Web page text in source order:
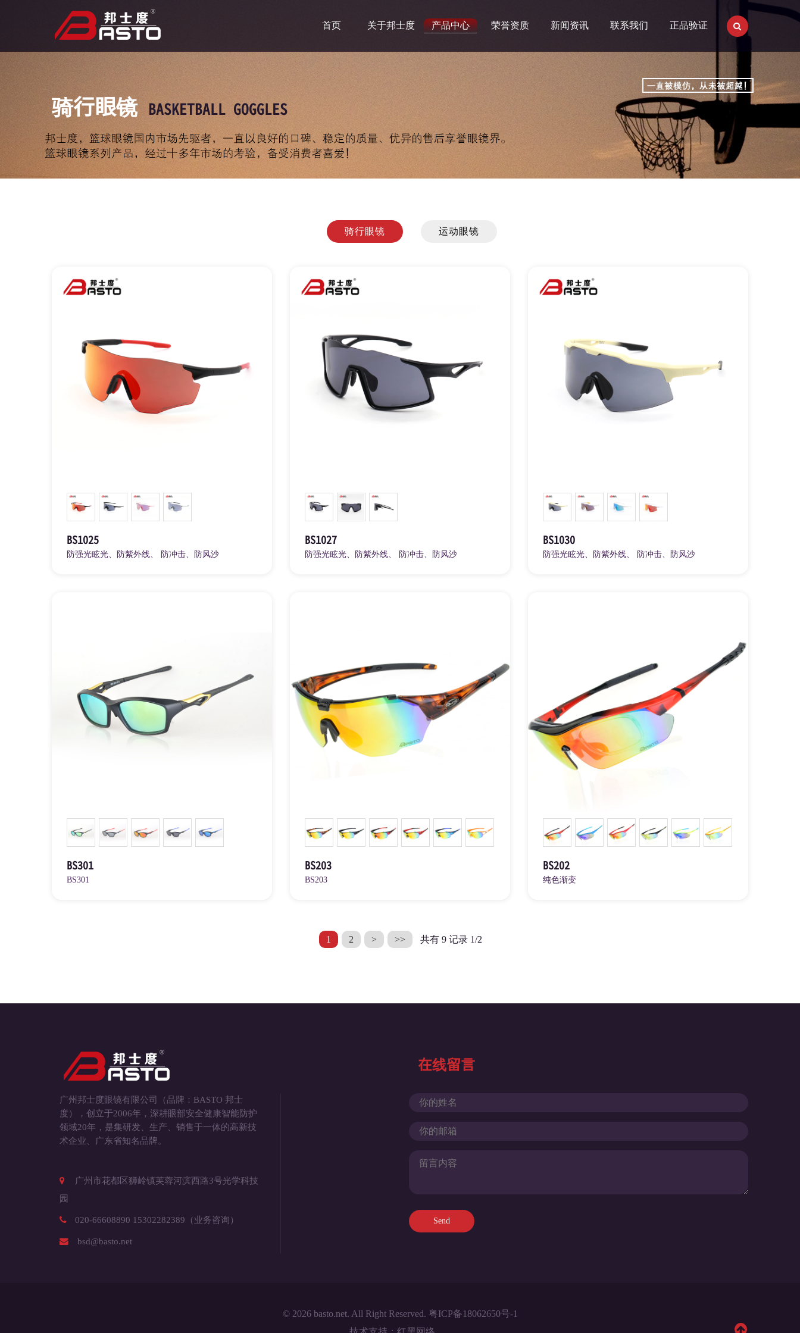
首页 关于邦士度 产品中心 荣誉资质 新闻资讯 联系我们 正品验证
骑行眼镜 BASKETBALL GOGGLES
骑行眼镜 运动眼镜
BS1025
防强光眩光、防紫外线、 防冲击、防风沙
BS1027
防强光眩光、防紫外线、 防冲击、防风沙
BS1030
防强光眩光、防紫外线、 防冲击、防风沙
BS301
BS301
BS203
BS203
BS202
纯色渐变
1 2 > >> 共有 9 记录 1/2
在线留言
广州邦士度眼镜有限公司（品牌：BASTO 邦士
度），创立于2006年，深耕眼部安全健康智能防护
领域20年，是集研发、生产、销售于一体的高新技
术企业、广东省知名品牌。
广州市花都区狮岭镇芙蓉河滨西路3号光学科技
园
020-66608890 15302282389（业务咨询）
bsd@basto.net
© 2026 basto.net. All Right Reserved. 粤ICP备18062650号-1